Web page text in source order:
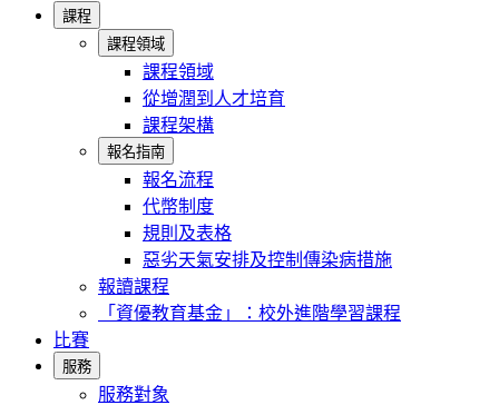
課程
課程領域
課程領域
從增潤到人才培育
課程架構
報名指南
報名流程
代幣制度
規則及表格
惡劣天氣安排及控制傳染病措施
報讀課程
「資優教育基金」：校外進階學習課程
比賽
服務
服務對象